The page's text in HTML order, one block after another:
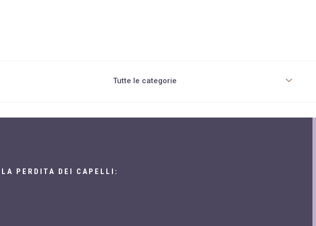
Tutte le categorie
PERDITA DEI CAPELLI: